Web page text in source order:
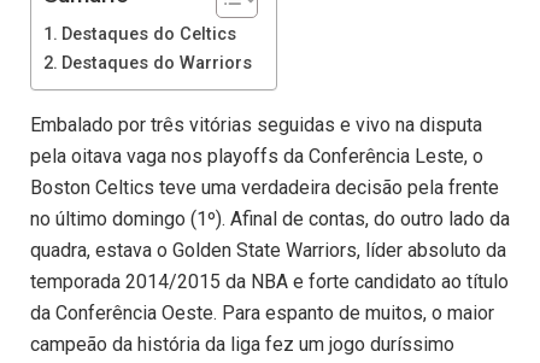
Destaques do Celtics
Destaques do Warriors
Embalado por três vitórias seguidas e vivo na disputa
pela oitava vaga nos playoffs da Conferência Leste, o
Boston Celtics teve uma verdadeira decisão pela frente
no último domingo (1º). Afinal de contas, do outro lado da
quadra, estava o Golden State Warriors, líder absoluto da
temporada 2014/2015 da NBA e forte candidato ao título
da Conferência Oeste. Para espanto de muitos, o maior
campeão da história da liga fez um jogo duríssimo